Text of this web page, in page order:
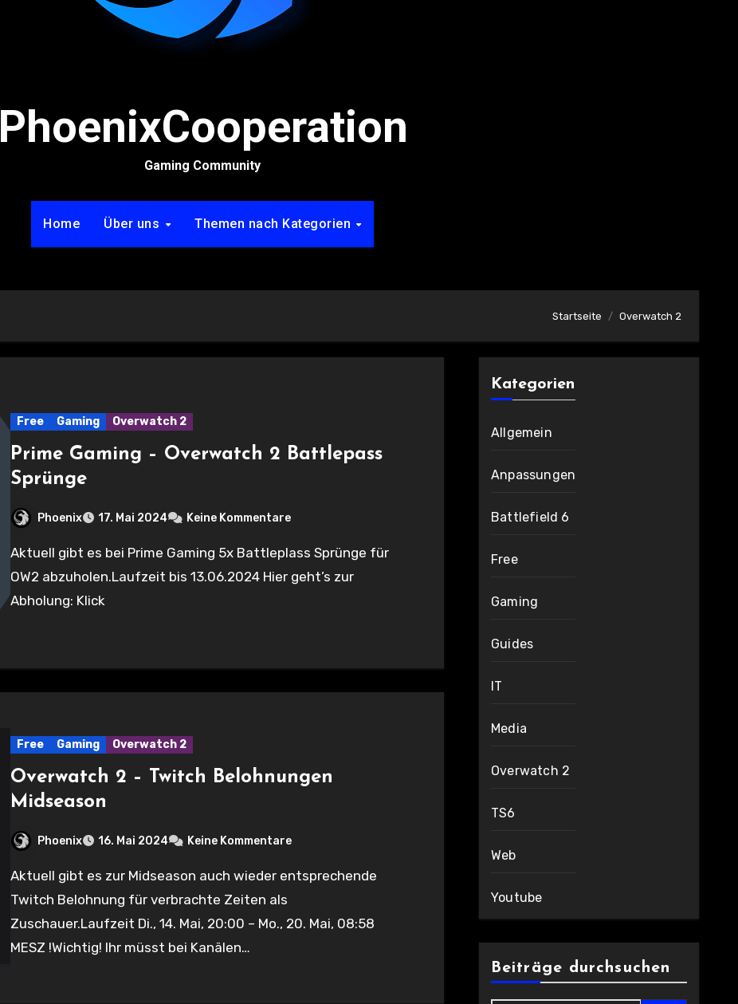
PhoenixCooperation
Gaming Community
Home Über uns Themen nach Kategorien
Startseite Overwatch 2
Free Gaming Overwatch 2
Prime Gaming – Overwatch 2 Battlepass
Sprünge
Phoenix 17. Mai 2024 Keine Kommentare
Aktuell gibt es bei Prime Gaming 5x Battleplass Sprünge für
OW2 abzuholen.Laufzeit bis 13.06.2024 Hier geht’s zur
Abholung: Klick
Free Gaming Overwatch 2
Overwatch 2 – Twitch Belohnungen
Midseason
Phoenix 16. Mai 2024 Keine Kommentare
Aktuell gibt es zur Midseason auch wieder entsprechende
Twitch Belohnung für verbrachte Zeiten als
Zuschauer.Laufzeit Di., 14. Mai, 20:00 – Mo., 20. Mai, 08:58
MESZ !Wichtig! Ihr müsst bei Kanälen…
Kategorien
Allgemein
Anpassungen
Battlefield 6
Free
Gaming
Guides
IT
Media
Overwatch 2
TS6
Web
Youtube
Beiträge durchsuchen